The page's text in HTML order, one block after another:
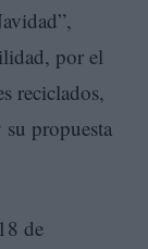
por el
reciclados,
propuesta
de